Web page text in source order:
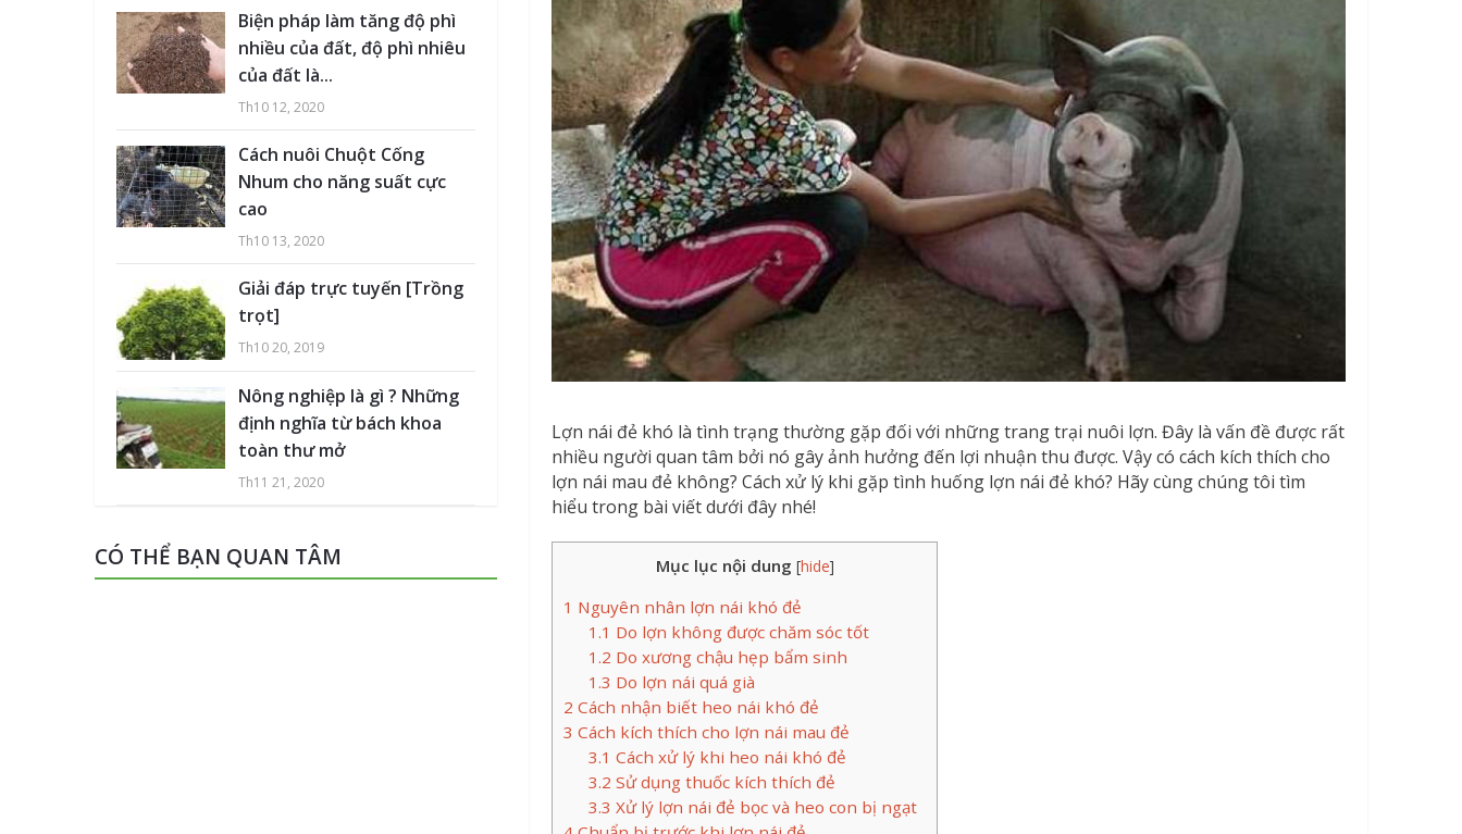
Lợn nái đẻ khó là tình trạng thường gặp đối với những trang trại nuôi lợn. Đây là vấn đề được rất
nhiều người quan tâm bởi nó gây ảnh hưởng đến lợi nhuận thu được. Vậy có cách kích thích cho
lợn nái mau đẻ không? Cách xử lý khi gặp tình huống lợn nái đẻ khó? Hãy cùng chúng tôi tìm
hiểu trong bài viết dưới đây nhé!
Mục lục nội dung [hide]
1 Nguyên nhân lợn nái khó đẻ
1.1 Do lợn không được chăm sóc tốt
1.2 Do xương chậu hẹp bẩm sinh
1.3 Do lợn nái quá già
2 Cách nhận biết heo nái khó đẻ
3 Cách kích thích cho lợn nái mau đẻ
3.1 Cách xử lý khi heo nái khó đẻ
3.2 Sử dụng thuốc kích thích đẻ
3.3 Xử lý lợn nái đẻ bọc và heo con bị ngạt
Biện pháp làm tăng độ phì
nhiều của đất, độ phì nhiêu
của đất là...
Th10 12, 2020
Cách nuôi Chuột Cống
Nhum cho năng suất cực
cao
Th10 13, 2020
Giải đáp trực tuyến [Trồng
trọt]
Th10 20, 2019
Nông nghiệp là gì ? Những
định nghĩa từ bách khoa
toàn thư mở
Th11 21, 2020
CÓ THỂ BẠN QUAN TÂM